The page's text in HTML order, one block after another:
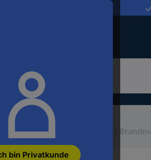
bin Privatkunde
Gefahrenmelder